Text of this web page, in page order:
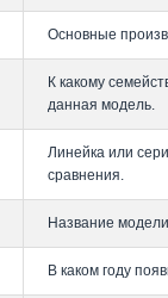
Основные
К какому
данная модель.
Линейка или
сравнения.
Название
В каком году